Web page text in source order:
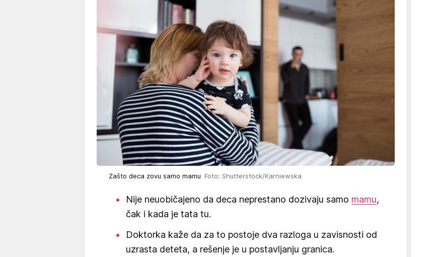
Zašto deca zovu samo mamu Foto: Shutterstock/Karniewska
Nije neuobičajeno da deca neprestano dozivaju samo mamu,
čak i kada je tata tu.
Doktorka kaže da za to postoje dva razloga u zavisnosti od
uzrasta deteta, a rešenje je u postavljanju granica.